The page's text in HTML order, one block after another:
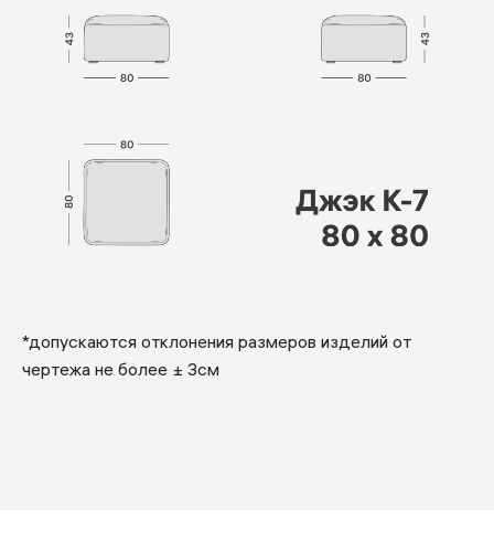
*допускаются отклонения размеров изделий от
чертежа не более ± 3см